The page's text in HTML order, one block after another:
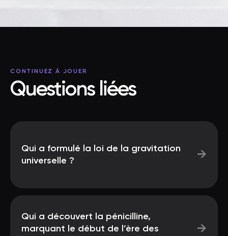
CONTINUEZ À JOUER
Questions liées
Qui a formulé la loi de la gravitation
universelle ?
→
Qui a découvert la pénicilline,
marquant le début de l’ère des
→